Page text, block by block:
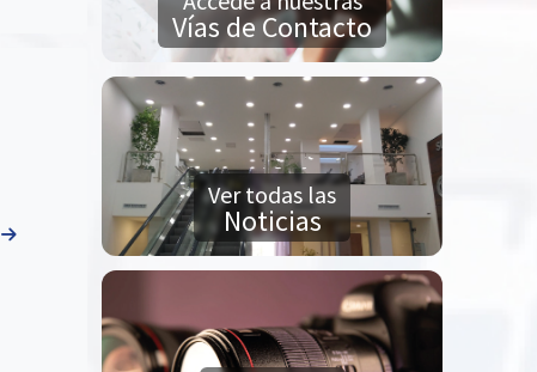
Vías de Contacto
Ver todas las
Noticias